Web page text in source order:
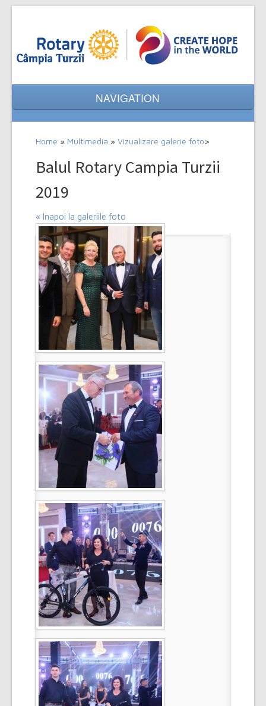
NAVIGATION
Home
Despre noi
Evenimente
Proiecte
Multimedia
Contact
Select Language▼
Home » Multimedia » Vizualizare galerie foto>
Balul Rotary Campia Turzii
2019
« Inapoi la galeriile foto